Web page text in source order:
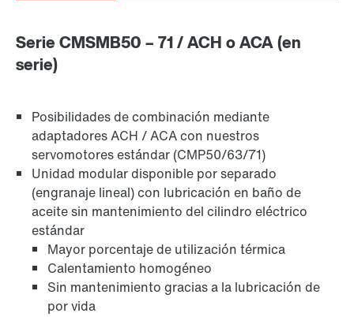
Serie CMSMB50 – 71 / ACH o ACA (en
serie)
Posibilidades de combinación mediante
adaptadores ACH / ACA con nuestros
servomotores estándar (CMP50/63/71)
Unidad modular disponible por separado
(engranaje lineal) con lubricación en baño de
aceite sin mantenimiento del cilindro eléctrico
estándar
Mayor porcentaje de utilización térmica
Calentamiento homogéneo
Sin mantenimiento gracias a la lubricación de
por vida